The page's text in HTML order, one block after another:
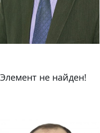
Элемент не найден!